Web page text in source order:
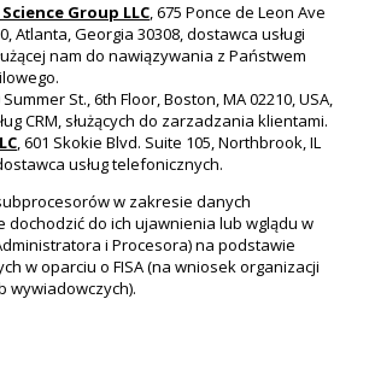
Group LLC, 675 Ponce de Leon Ave
Atlanta, Georgia 30308, dostawca usługi
nam do nawiązywania z Państwem
Summer St., 6th Floor, Boston, MA 02210, USA,
CRM, służących do zarzadzania klientami.
, 601 Skokie Blvd. Suite 105, Northbrook, IL
usług telefonicznych.
w zakresie danych
dochodzić do ich ujawnienia lub wglądu w
i Procesora) na podstawie
w oparciu o FISA (na wniosek organizacji
wywiadowczych).